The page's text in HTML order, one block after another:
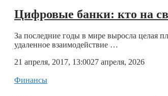
Цифровые банки: кто на
За последние годы в мире выросла целая
удаленное взаимодействие …
21 апреля, 2017, 13:0027 апреля, 2026
Финансы